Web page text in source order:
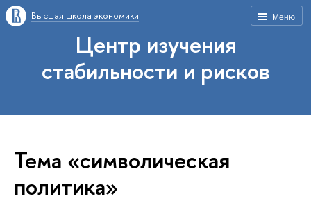
Меню
Высшая школа экономики
Центр изучения
стабильности и рисков
Тема «символическая
политика»